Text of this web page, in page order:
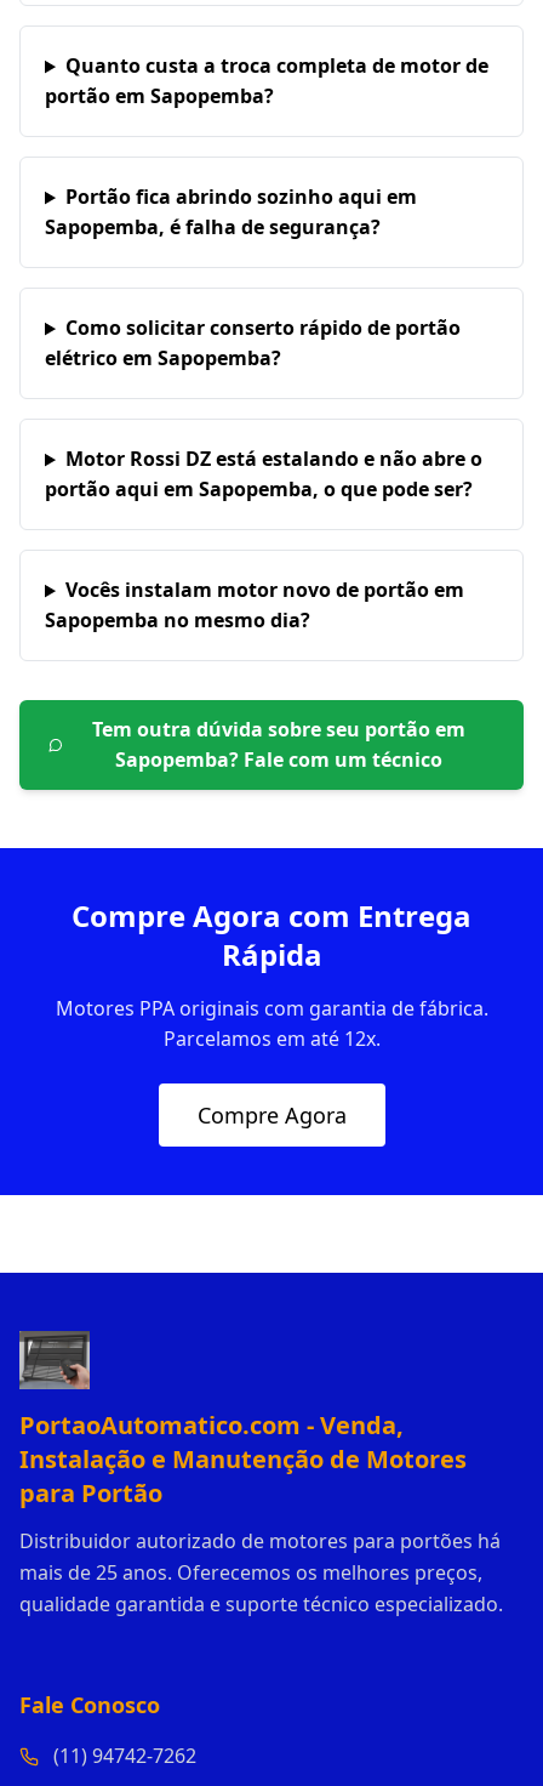
Quanto custa a troca completa de motor de
portão em Sapopemba?
Portão fica abrindo sozinho aqui em
Sapopemba, é falha de segurança?
Como solicitar conserto rápido de portão
elétrico em Sapopemba?
Motor Rossi DZ está estalando e não abre o
portão aqui em Sapopemba, o que pode ser?
Vocês instalam motor novo de portão em
Sapopemba no mesmo dia?
Tem outra dúvida sobre seu portão em
Sapopemba? Fale com um técnico
Compre Agora com Entrega
Rápida
Motores PPA originais com garantia de fábrica.
Parcelamos em até 12x.
Compre Agora
PortaoAutomatico.com - Venda,
Instalação e Manutenção de Motores
para Portão
Distribuidor autorizado de motores para portões há
mais de 25 anos. Oferecemos os melhores preços,
qualidade garantida e suporte técnico especializado.
Fale Conosco
(11) 94742-7262